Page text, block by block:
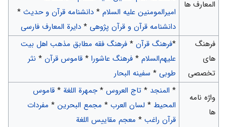
المعارف ها
امیرالمومنین علیه السلام* دانشنامه قرآن و حدیث*
دانشنامه قرآن و قرآن پژوهی* دایرة المعارف فارسی
فرهنگ
های
تخصصی
*فرهنگ قرآن* فرهنگ فقه مطابق مذهب اهل بیت
علیهم‌السلام* فرهنگ عاشورا* قاموس قرآن* نثر
طوبی* سفینه البحار
واژه نامه
ها
* المنجد * تاج العروس*جمهرة اللغة* قاموس
المحیط* لسان العرب* مجمع البحرین* مفردات
قرآن راغب* معجم مقاییس اللغة